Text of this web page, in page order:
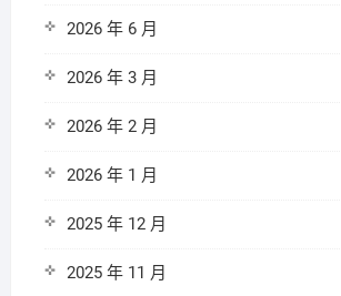
2026 年 6 月
2026 年 3 月
2026 年 2 月
2026 年 1 月
2025 年 12 月
2025 年 11 月